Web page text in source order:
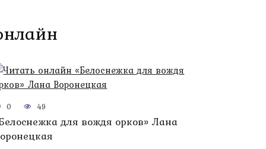
0 49
для вождя орков» Лана